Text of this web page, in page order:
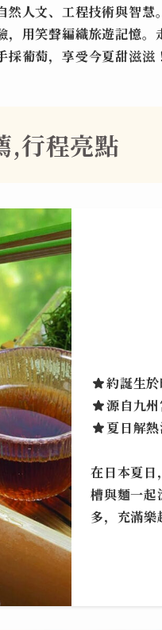
然人文、工程技術與智慧
，用笑聲編織旅遊記憶。
採葡萄，享受今夏甜滋滋！
,行程亮點
約誕生
源自九
夏日解
在日本夏日
槽與麵一起
多，充滿樂